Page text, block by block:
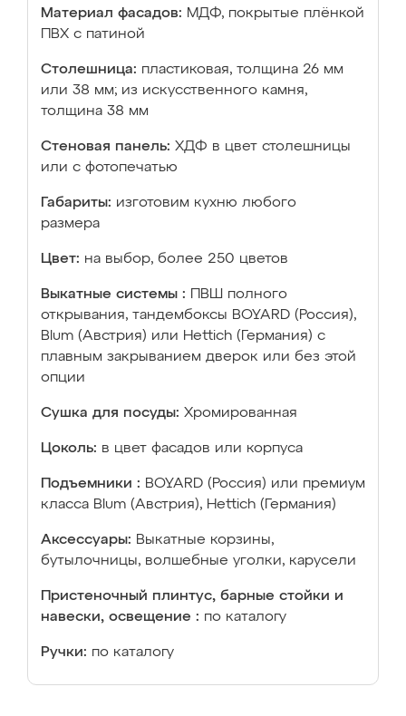
Материал фасадов: МДФ, покрытые плёнкой
ПВХ с патиной
Столешница: пластиковая, толщина 26 мм
или 38 мм; из искусственного камня,
толщина 38 мм
Стеновая панель: ХДФ в цвет столешницы
или с фотопечатью
Габариты: изготовим кухню любого
размера
Цвет: на выбор, более 250 цветов
Выкатные системы :
ПВШ полного
открывания, тандембоксы BOYARD (Россия),
Blum (Австрия) или Hettich (Германия) с
плавным закрыванием дверок или без этой
опции
Сушка для посуды: Хромированная
Цоколь: в цвет фасадов или корпуса
Подъемники : BOYARD (Россия) или премиум
класса Blum (Австрия), Hettich (Германия)
Аксессуары: Выкатные корзины,
бутылочницы, волшебные уголки, карусели
Пристеночный плинтус, барные стойки и
навески, освещение : по каталогу
Ручки: по каталогу